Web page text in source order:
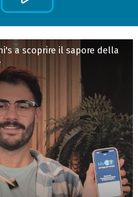
a scoprire il sapore della